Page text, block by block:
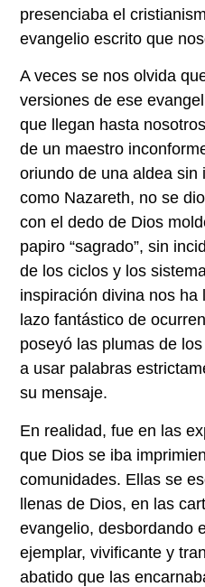
presenciaba el
evangelio escrito que
A veces se nos olvida
versiones de ese
que llegan hasta
de un maestro
oriundo de una aldea sin
como Nazareth, no se
con el dedo de Dios
papiro “sagrado”, sin
de los ciclos y los
inspiración divina nos ha
lazo fantástico de
poseyó las plumas de
a usar palabras
su mensaje.
En realidad, fue en las
que Dios se iba
comunidades. Ellas se
llenas de Dios, en las
evangelio, desbordando
ejemplar, vivificante y
abatido que las